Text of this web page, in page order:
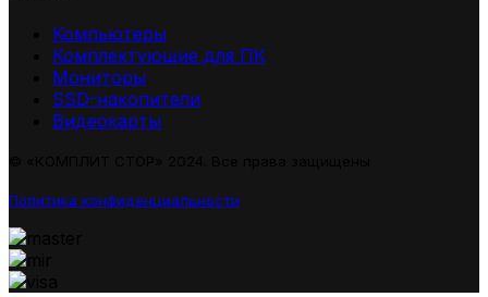
Компьютеры
Комплектующие для ПК
Мониторы
SSD-накопители
Видеокарты
Политика конфиденциальности